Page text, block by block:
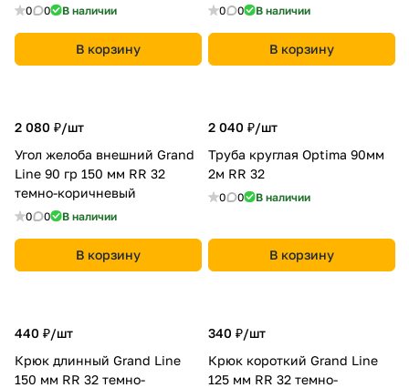
0 0 В наличии
В корзину
0 0 В наличии
В корзину
2 080 ₽/шт
Угол желоба внешний Grand
Line 90 гр 150 мм RR 32
темно-коричневый
0 0 В наличии
В корзину
2 040 ₽/шт
Труба круглая Optima 90мм
2м RR 32
0 0 В наличии
В корзину
440 ₽/шт
Крюк длинный Grand Line
150 мм RR 32 темно-
340 ₽/шт
Крюк короткий Grand Line
125 мм RR 32 темно-